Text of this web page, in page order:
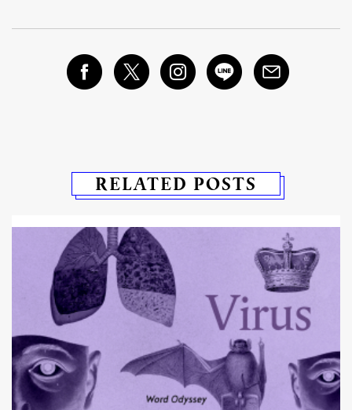
RELATED POSTS